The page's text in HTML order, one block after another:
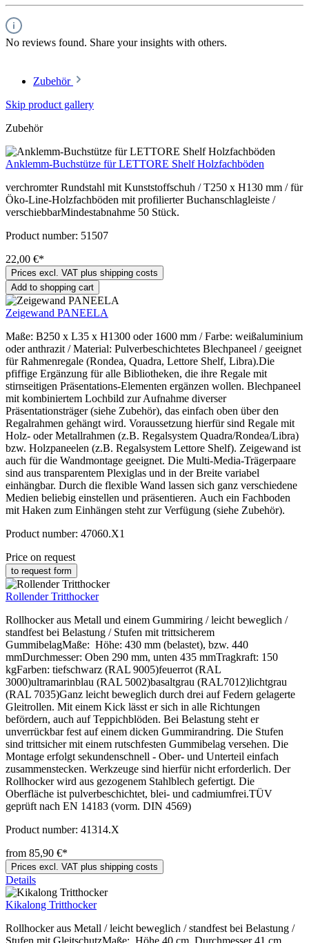
No reviews found. Share your insights with others.
Zubehör
Skip product gallery
Zubehör
Anklemm-Buchstütze für LETTORE Shelf Holzfachböden
verchromter Rundstahl mit Kunststoffschuh / T250 x H130 mm / für
Öko-Line-Holzfachböden mit profilierter Buchanschlagleiste /
verschiebbarMindestabnahme 50 Stück.
Product number: 51507
22,00 €*
Prices excl. VAT plus shipping costs
Add to shopping cart
Zeigewand PANEELA
Maße: B250 x L35 x H1300 oder 1600 mm / Farbe: weißaluminium
oder anthrazit / Material: Pulverbeschichtetes Blechpaneel / geeignet
für Rahmenregale (Rondea, Quadra, Lettore Shelf, Libra).Die
pfiffige Ergänzung für alle Bibliotheken, die ihre Regale mit
stirnseitigen Präsentations-Elementen ergänzen wollen. Blechpaneel
mit kombiniertem Lochbild zur Aufnahme diverser
Präsentationsträger (siehe Zubehör), das einfach oben über den
Regalrahmen gehängt wird. Voraussetzung hierfür sind Regale mit
Holz- oder Metallrahmen (z.B. Regalsystem Quadra/Rondea/Libra)
bzw. Holzpaneelen (z.B. Regalsystem Lettore Shelf). Zeigewand ist
auch für die Wandmontage geeignet. Die Multi-Media-Trägerpaare
sind aus transparentem Plexiglas und in der Breite variabel
einhängbar. Durch die flexible Wand lassen sich ganz verschiedene
Medien beliebig einstellen und präsentieren. Auch ein Fachboden
mit Haken zum Einhängen steht zur Verfügung (siehe Zubehör).
Product number: 47060.X1
Price on request
to request form
Rollender Tritthocker
Rollhocker aus Metall und einem Gummiring / leicht beweglich /
standfest bei Belastung / Stufen mit trittsicherem
GummibelagMaße: Höhe: 430 mm (belastet), bzw. 440
mmDurchmesser: Oben 290 mm, unten 435 mmTragkraft: 150
kgFarben: tiefschwarz (RAL 9005)feuerrot (RAL
3000)ultramarinblau (RAL 5002)basaltgrau (RAL7012)lichtgrau
(RAL 7035)Ganz leicht beweglich durch drei auf Federn gelagerte
Gleitrollen. Mit einem Kick lässt er sich in alle Richtungen
befördern, auch auf Teppichblöden. Bei Belastung steht er
unverrückbar fest auf einem dicken Gummirandring. Die Stufen
sind trittsicher mit einem rutschfesten Gummibelag versehen. Die
Montage erfolgt sekundenschnell - Ober- und Unterteil einfach
zusammenstecken. Werkzeuge sind hierfür nicht erforderlich. Der
Rollhocker wird aus gezogenem Stahlblech gefertigt. Die
Oberfläche ist pulverbeschichtet, blei- und cadmiumfrei.TÜV
geprüft nach EN 14183 (vorm. DIN 4569)
Product number: 41314.X
from 85,90 €*
Prices excl. VAT plus shipping costs
Details
Kikalong Tritthocker
Rollhocker aus Metall / leicht beweglich / standfest bei Belastung /
Stufen mit GleitschutzMaße: Höhe 40 cm, Durchmesser 41 cm